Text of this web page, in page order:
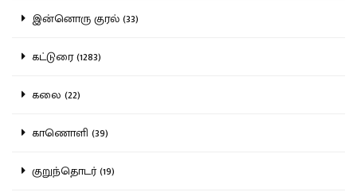
இன்னொரு குரல் (33)
கட்டுரை (1283)
கலை (22)
காணொளி (39)
குறுந்தொடர் (19)